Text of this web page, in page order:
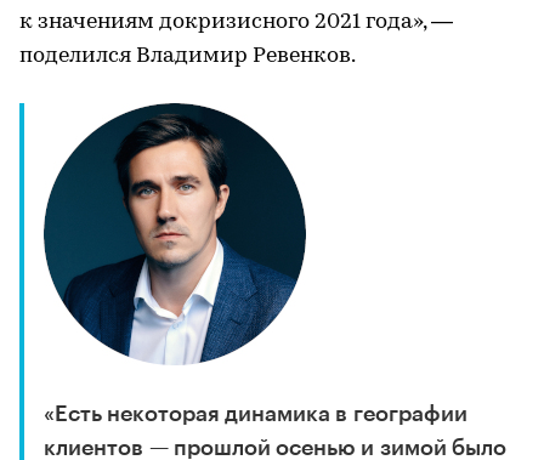
к значениям докризисного 2021 года», —
поделился Владимир Ревенков.
«Есть некоторая динамика в географии
клиентов — прошлой осенью и зимой было